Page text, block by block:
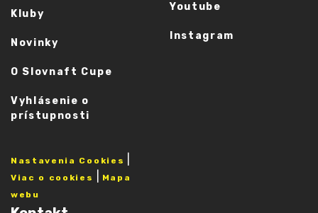
Kluby
Novinky
O Slovnaft Cupe
Vyhlásenie o
prístupnosti
Nastavenia Cookies
Viac o cookies
Mapa
webu
Youtube
Instagram